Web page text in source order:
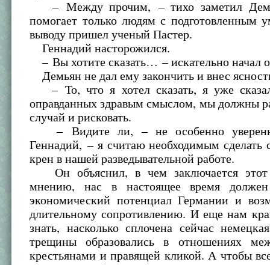
– Между прочим, – тихо заметил
помогает только людям с подготовленным
выводу пришел ученый Пастер.
Геннадий насторожился.
– Вы хотите сказать… – искательно начал
Демьян не дал ему закончить и внес
– То, что я хотел сказать, я уже
оправданных здравым смыслом, мы должны
случай и рисковать.
– Видите ли, – не особенно
Геннадий, – я считаю необходимым сделать
крен в нашей разведывательной работе.
Он объяснил, в чем заключается
мнению, нас в настоящее время должен
экономический потенциал Германии и
длительному сопротивлению. И еще нам
знать, насколько сплочена сейчас
трещины образовались в отношениях
крестьянами и правящей кликой. А чтобы